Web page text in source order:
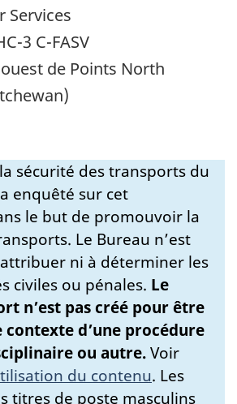
Services
3 C-FASV
de Points North
sécurité des transports du
enquêté sur cet
le but de promouvoir la
Le Bureau n’est
ni à déterminer les
civiles ou pénales. Le
n’est pas créé pour être
contexte d’une procédure
ou autre.Voir
du contenu. Les
titres de poste masculins